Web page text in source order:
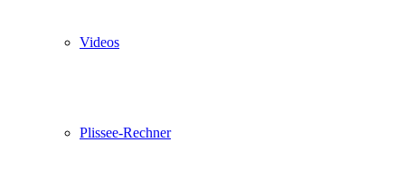
Videos
Plissee-Rechner